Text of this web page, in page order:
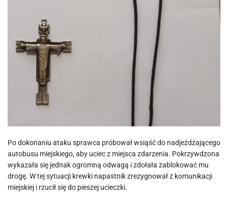
Po dokonaniu ataku sprawca próbował wsiąść do nadjeżdżającego
autobusu miejskiego, aby uciec z miejsca zdarzenia. Pokrzywdzona
wykazała się jednak ogromną odwagą i zdołała zablokować mu
drogę. W tej sytuacji krewki napastnik zrezygnował z komunikacji
miejskiej i rzucił się do pieszej ucieczki.